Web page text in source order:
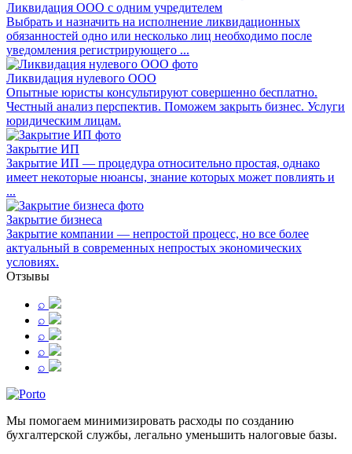
Ликвидация ООО с одним учредителем
Выбрать и назначить на исполнение ликвидационных
обязанностей одно или несколько лиц необходимо после
уведомления регистрирующего ...
Ликвидация нулевого ООО
Опытные юристы консультируют совершенно бесплатно.
Честный анализ перспектив. Поможем закрыть бизнес. Услуги
юридическим лицам.
Закрытие ИП
Закрытие ИП — процедура относительно простая, однако
имеет некоторые нюансы, знание которых может повлиять и
...
Закрытие бизнеса
Закрытие компании — непростой процесс, но все более
актуальный в современных непростых экономических
условиях.
Отзывы
⌕
⌕
⌕
⌕
⌕
Мы помогаем минимизировать расходы по созданию
бухгалтерской службы, легально уменьшить налоговые базы.